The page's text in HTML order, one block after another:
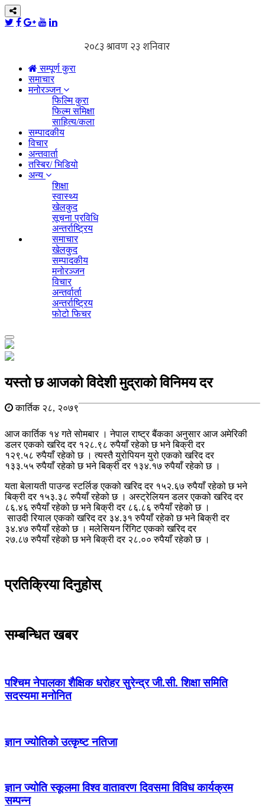
सम्पूर्ण कुरा
समाचार
मनोरञ्जन
फिल्मि कुरा
फिल्म समिक्षा
साहित्य/कला
सम्पादकीय
विचार
अन्तवार्ता
तस्बिर/ भिडियो
अन्य
शिक्षा
स्वास्थ्य
खेलकुद
सूचना प्रविधि
अन्तर्राष्ट्रिय
समाचार
खेलकुद
सम्पादकीय
मनोरञ्जन
विचार
अन्तर्वार्ता
अन्तर्राष्ट्रिय
फोटो फिचर
Toggle
navigation
यस्तो छ आजको विदेशी मुद्राको विनिमय दर
कार्तिक २८, २०७९
आज कार्तिक १४ गते सोमबार । नेपाल राष्ट्र बैंकका अनुसार आज अमेरिकी
डलर एकको खरिद दर १२८.९८ रुपैयाँ रहेको छ भने बिक्री दर
१२९.५८ रुपैयाँ रहेको छ । त्यस्तै युरोपियन युरो एकको खरिद दर
१३३.५५ रुपैयाँ रहेको छ भने बिक्री दर १३४.१७ रुपैयाँ रहेको छ ।
यता बेलायती पाउन्ड स्टर्लिङ एकको खरिद दर १५२.६७ रुपैयाँ रहेको छ भने
बिक्री दर १५३.३८ रुपैयाँ रहेको छ । अस्ट्रेलियन डलर एकको खरिद दर
८६.४६ रुपैयाँ रहेको छ भने बिक्री दर ८६.८६ रुपैयाँ रहेको छ ।
साउदी रियाल एकको खरिद दर ३४.३१ रुपैयाँ रहेको छ भने बिक्री दर
३४.४७ रुपैयाँ रहेको छ । मलेसियन रिंगिट एकको खरिद दर
२७.८७ रुपैयाँ रहेको छ भने बिक्री दर २८.०० रुपैयाँ रहेको छ ।
प्रतिक्रिया दिनुहोस्
सम्बन्धित खबर
पश्चिम नेपालका शैक्षिक धरोहर सुरेन्द्र जी.सी. शिक्षा समिति
सदस्यमा मनोनित
ज्ञान ज्योतिकाे उत्कृष्ट नतिजा
ज्ञान ज्योति स्कूलमा विश्व वातावरण दिवसमा विविध कार्यक्रम
सम्पन्न